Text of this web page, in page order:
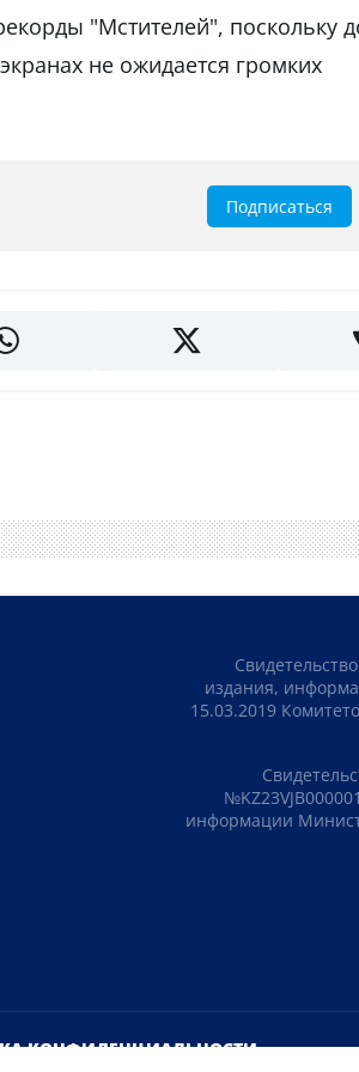
"Мстителей", поскольку
не ожидается громких
Подписаться
издания,
15.03.2019
информации
КОНФИДЕНЦИАЛЬНОСТИ